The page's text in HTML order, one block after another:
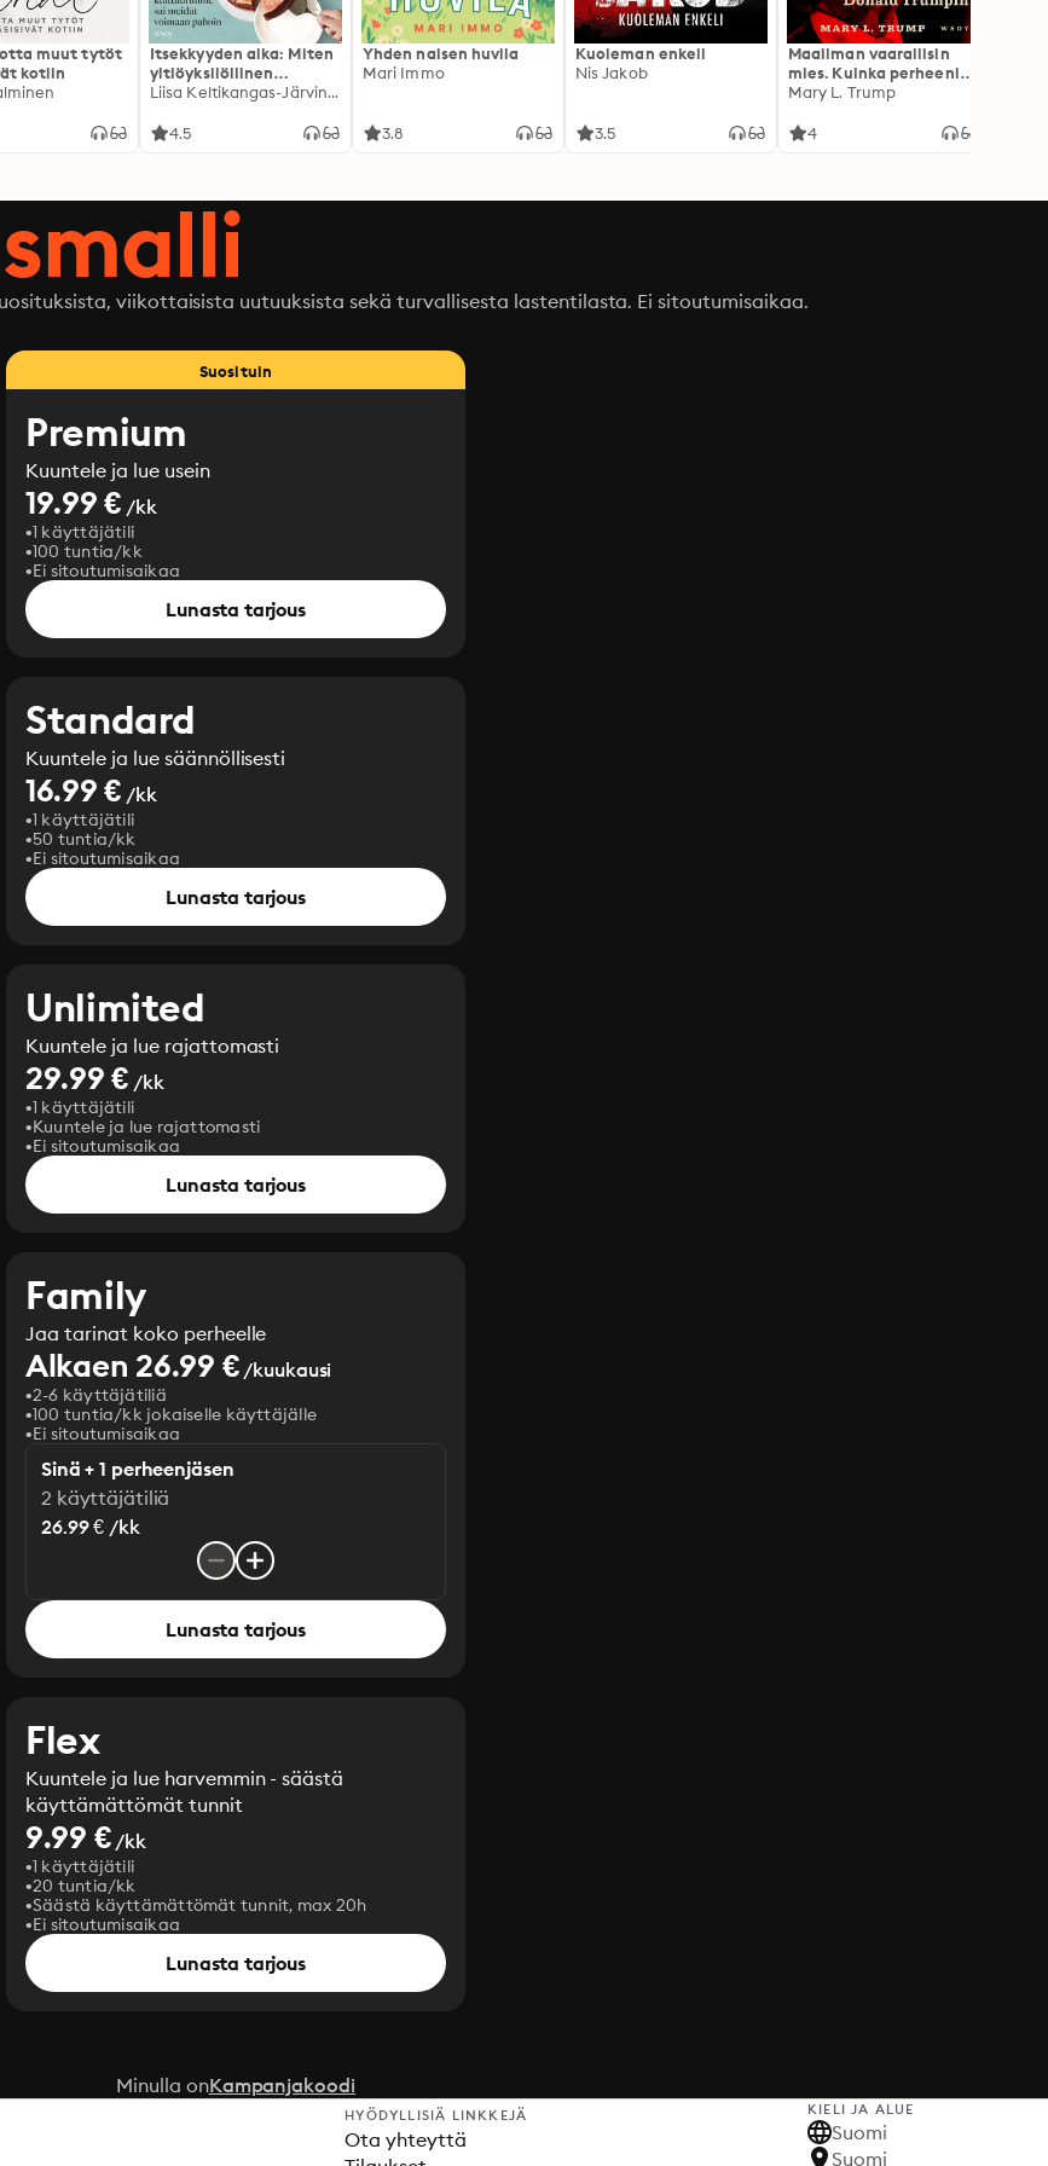
muut tytöt
kotiin
Itsekkyyden aika: Miten
yltiöyksilöllinen
kulttuurimme sai
Liisa Keltikangas-Järvinen
4.5
Yhden naisen huvila
Mari Immo
3.8
Kuoleman enkeli
Nis Jakob
3.5
Maailman vaarallisin
mies. Kuinka perheeni
loi Donald Trumpin
Mary L. Trump
4
viikottaisista uutuuksista sekä turvallisesta lastentilasta. Ei sitoutumisaikaa.
Suosituin
Premium
Kuuntele ja lue usein
19.99 € /kk
1 käyttäjätili
100 tuntia/kk
Ei sitoutumisaikaa
Lunasta tarjous
Standard
Kuuntele ja lue säännöllisesti
16.99 € /kk
1 käyttäjätili
50 tuntia/kk
Ei sitoutumisaikaa
Lunasta tarjous
Unlimited
Kuuntele ja lue rajattomasti
29.99 € /kk
1 käyttäjätili
Kuuntele ja lue rajattomasti
Ei sitoutumisaikaa
Lunasta tarjous
Family
Jaa tarinat koko perheelle
Alkaen 26.99 €/kuukausi
2-6 käyttäjätiliä
100 tuntia/kk jokaiselle käyttäjälle
Ei sitoutumisaikaa
Sinä + 1 perheenjäsen
2 käyttäjätiliä
26.99 € /kk
Lunasta tarjous
Flex
Kuuntele ja lue harvemmin - säästä
käyttämättömät tunnit
9.99 €/kk
1 käyttäjätili
20 tuntia/kk
Säästä käyttämättömät tunnit, max 20h
Ei sitoutumisaikaa
Lunasta tarjous
Minulla onKampanjakoodi
HYÖDYLLISIÄ LINKKEJÄ
Ota yhteyttä
KIELI JA ALUE
Suomi
Suomi